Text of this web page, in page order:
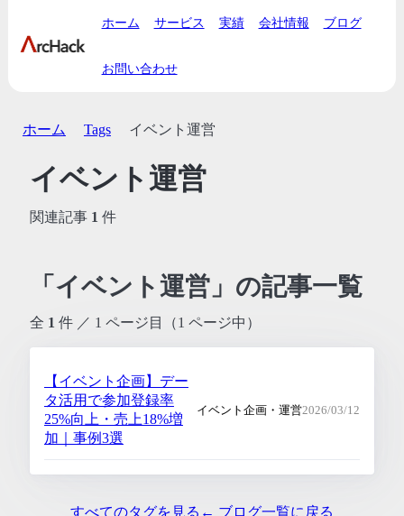
ホーム サービス 実績 会社情報 ブログ
お問い合わせ
ホーム Tags イベント運営
イベント運営
関連記事 1 件
「イベント運営」の記事一覧
全 1 件 ／ 1 ページ目（1 ページ中）
【イベント企画】デー
タ活用で参加登録率
25%向上・売上18%増
加｜事例3選
イベント企画・運営2026/03/12
すべてのタグを見る ← ブログ一覧に戻る